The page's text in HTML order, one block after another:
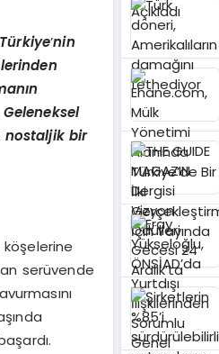
’nin
nostaljik bir
köşelerine
serüvende